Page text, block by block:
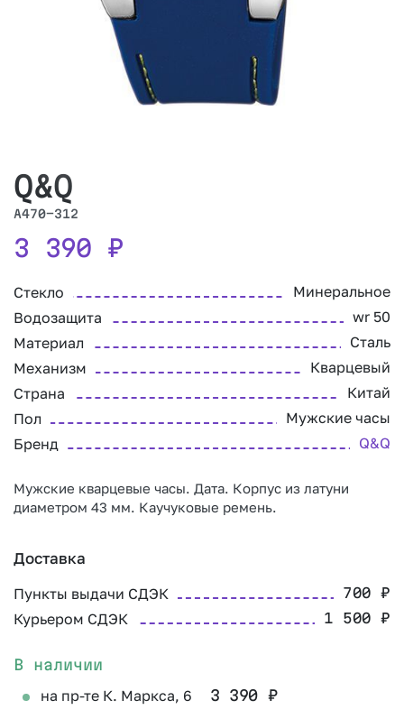
Q&Q
A470-312
3 390 ₽
Стекло
Минеральное
Водозащита
wr 50
Материал
Сталь
Механизм
Кварцевый
Страна
Китай
Пол
Мужские часы
Бренд
Q&Q
Мужские кварцевые часы. Дата. Корпус из латуни
диаметром 43 мм. Каучуковые ремень.
Доставка
Пункты выдачи СДЭК 700₽
Курьером СДЭК 1 500₽
В наличии
на пр-те К. Маркса, 6 3 390 ₽